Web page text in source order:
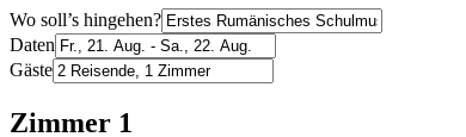
Wo soll’s hingehen?
Daten
Gäste
Zimmer 1